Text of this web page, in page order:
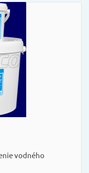
vodného